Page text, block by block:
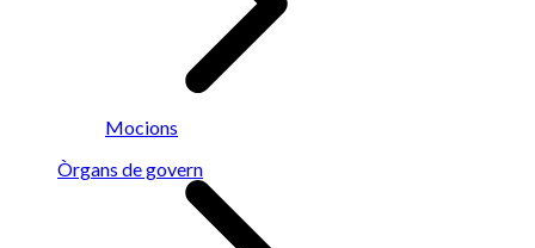
Mocions
Òrgans de govern